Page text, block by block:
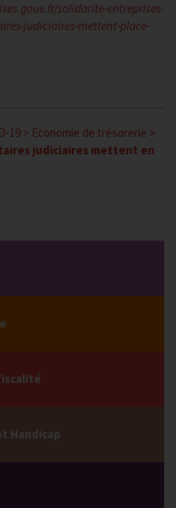
solidarite-entreprises-
judiciaires-mettent-place-
19 > Economie de trésorerie >
judiciaires mettent en
Handicap